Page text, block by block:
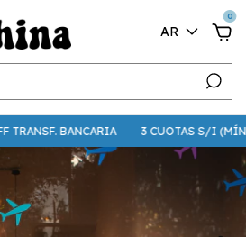
AR
0
BANCARIA 3 CUOTAS S/I (MÍN.